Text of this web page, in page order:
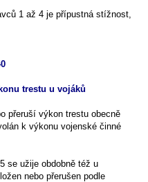
1 až 4 je přípustná stížnost,
trestu u vojáků
přeruší výkon trestu obecně
k výkonu vojenské činné
se užije obdobně též u
nebo přerušen podle